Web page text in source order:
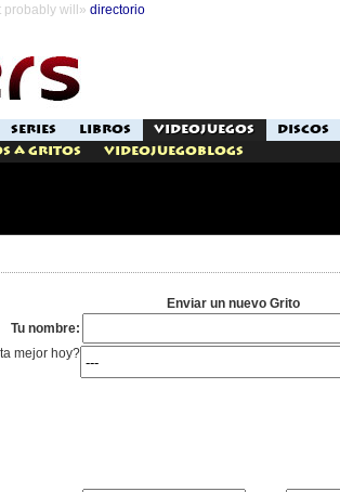
probably will» directorio
SERIES LIBROS VIDEOJUEGOS
DISCOS
a Gritos Videojuegoblogs
Enviar un nuevo Grito
Tu nombre:
mejor hoy?